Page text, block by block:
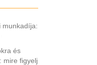
munkadíja:
és
mire figyelj